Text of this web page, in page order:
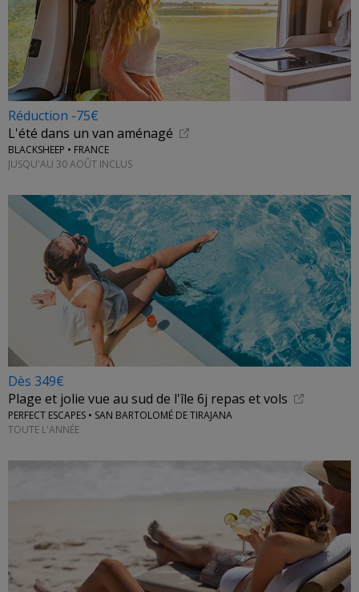
Réduction -75€
L'été dans un van aménagé
BLACKSHEEP • FRANCE
JUSQU'AU 30 AOÛT INCLUS
Dès 349€
Plage et jolie vue au sud de l'île 6j repas et vols
PERFECT ESCAPES • SAN BARTOLOMÉ DE TIRAJANA
TOUTE L'ANNÉE